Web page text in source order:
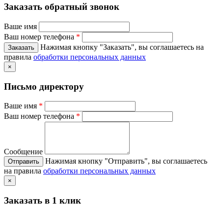
Заказать обратный звонок
Ваше имя
Ваш номер телефона *
Нажимая кнопку "Заказать", вы соглашаетесь на
правила обработки персональных данных
×
Письмо директору
Ваше имя *
Ваш номер телефона *
Сообщение
Нажимая кнопку "Отправить", вы соглашаетесь
на правила обработки персональных данных
×
Заказать в 1 клик